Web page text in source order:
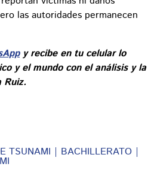
las autoridades permanecen
y recibe en tu celular lo
y el mundo con el análisis y la
Ruiz.
TSUNAMI BACHILLERATO